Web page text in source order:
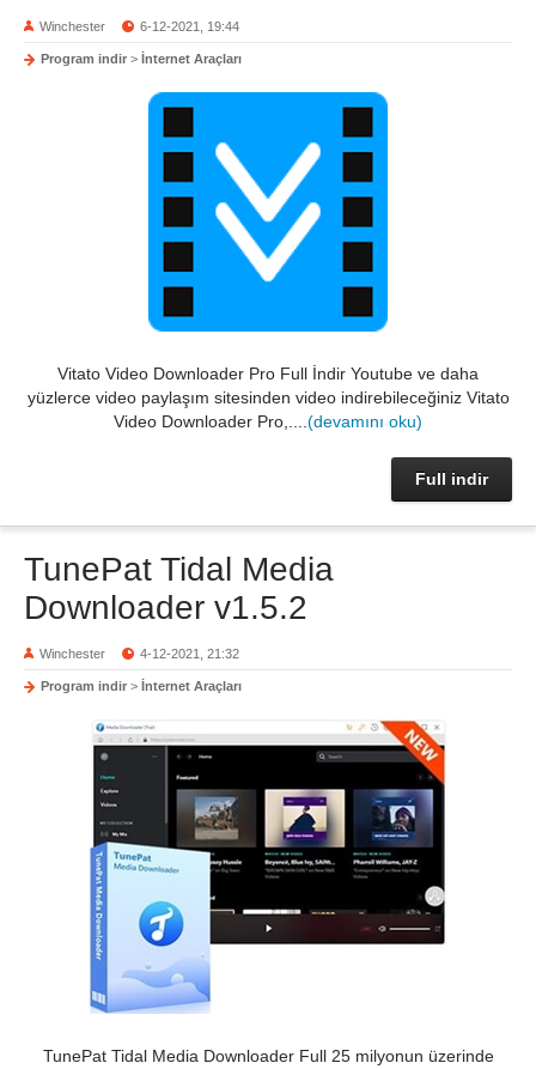
Winchester 6-12-2021, 19:44
Program indir > İnternet Araçları
Vitato Video Downloader Pro Full İndir Youtube ve daha
yüzlerce video paylaşım sitesinden video indirebileceğiniz Vitato
Video Downloader Pro,.... (devamını oku)
Full indir
TunePat Tidal Media
Downloader v1.5.2
Winchester 4-12-2021, 21:32
Program indir > İnternet Araçları
TunePat Tidal Media Downloader Full 25 milyonun üzerinde